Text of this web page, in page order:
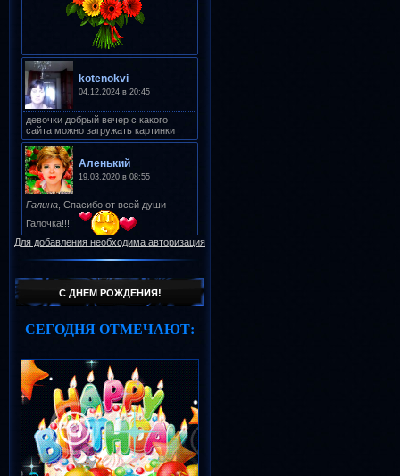
Для добавления необходима авторизация
С ДНЕМ РОЖДЕНИЯ!
СЕГОДНЯ ОТМЕЧАЮТ: